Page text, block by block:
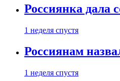
Россиянка дала
1 неделя спустя
Россиянам
1 неделя спустя